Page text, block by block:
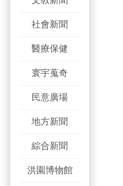
社會新聞
醫療保健
寰宇蒐奇
民意廣場
地方新聞
綜合新聞
洪園博物館